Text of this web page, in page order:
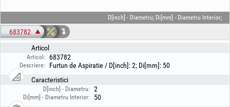
D[inch] - Diametru; Di[mm] - Diametru Interior;
683782
Articol
Articol: 683782
Descriere:
Furtun de Aspiratie / D[inch]: 2; Di[mm]: 50
Caracteristici
D[inch] - Diametru: 2
Di[mm] - Diametru Interior:
50